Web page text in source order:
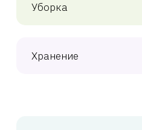
Уборка
Хранение